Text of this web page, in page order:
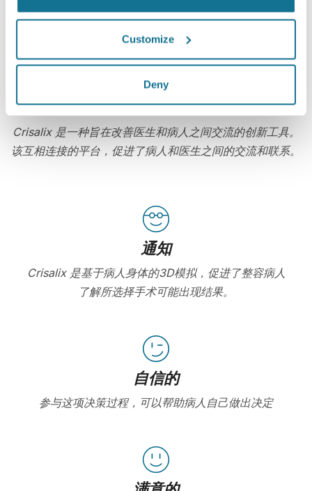
Customize
Deny
提高病人的护理水平
Crisalix 是一种旨在改善医生和病人之间交流的创新工具。
该互相连接的平台，促进了病人和医生之间的交流和联系。
通知
Crisalix 是基于病人身体的3D模拟，促进了整容病人
了解所选择手术可能出现结果。
自信的
参与这项决策过程，可以帮助病人自己做出决定